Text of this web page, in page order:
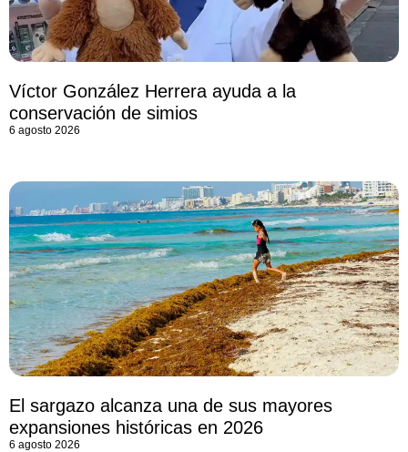
Víctor González Herrera ayuda a la
conservación de simios
6 agosto 2026
El sargazo alcanza una de sus mayores
expansiones históricas en 2026
6 agosto 2026